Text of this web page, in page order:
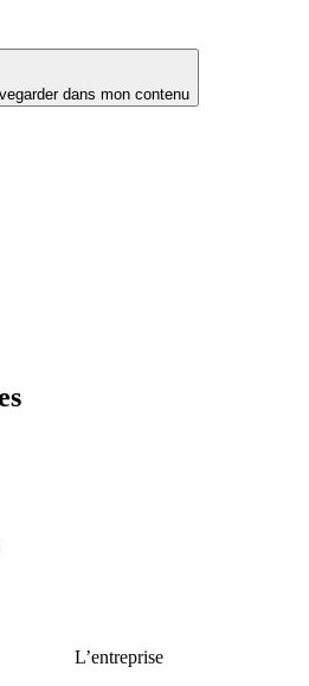
dans mon contenu
L’entreprise